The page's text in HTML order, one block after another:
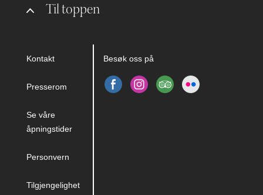
Til toppen
Kontakt
Presserom
Se våre
åpningstider
Personvern
Tilgjengelighet
Besøk oss på